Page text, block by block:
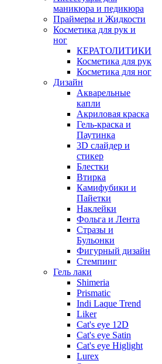
маникюра и педикюра
Праймеры и Жидкости
Косметика для рук и
ног
КЕРАТОЛИТИКИ
Косметика для рук
Косметика для ног
Дизайн
Акварельные
капли
Акриловая краска
Гель-краска и
Паутинка
3D слайдер и
стикер
Блестки
Втирка
Камифубики и
Пайетки
Наклейки
Фольга и Лента
Стразы и
Бульонки
Фигурный дизайн
Стемпинг
Гель лаки
Shimeria
Prismatic
Indi Laque Trend
Liker
Cat's eye 12D
Cat's eye Satin
Cat's eye Higlight
Lurex